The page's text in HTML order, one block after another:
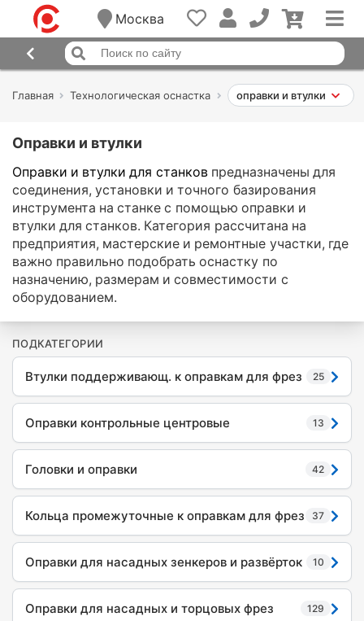
Москва
Главная Технологическая оснастка оправки и втулки
Оправки и втулки
Оправки и втулки для станковпредназначены для
соединения, установки и точного базирования
инструмента на станке с помощью оправки и
втулки для станков. Категория рассчитана на
предприятия, мастерские и ремонтные участки, где
важно правильно подобрать оснастку по
назначению, размерам и совместимости с
оборудованием.
ПОДКАТЕГОРИИ
Втулки поддерживающ. к оправкам для фрез 25
Оправки контрольные центровые 13
Головки и оправки 42
Кольца промежуточные к оправкам для фрез 37
Оправки для насадных зенкеров и развёрток 10
Оправки для насадных и торцовых фрез 129